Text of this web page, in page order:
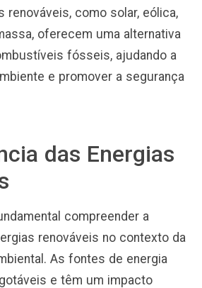
renováveis, como solar, eólica,
oferecem uma alternativa
fósseis, ajudando a
e promover a segurança
das Energias
compreender a
renováveis no contexto da
As fontes de energia
e têm um impacto